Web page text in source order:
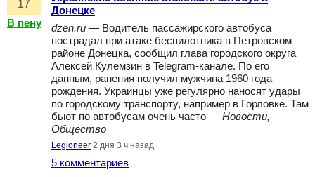
17
В пену
Донецке
dzen.ru — Водитель пассажирского автобуса
пострадал при атаке беспилотника в Петровском
районе Донецка, сообщил глава городского округа
Алексей Кулемзин в Telegram-канале. По его
данным, ранения получил мужчина 1960 года
рождения. Украинцы уже регулярно наносят удары
по городскому транспорту, например в Горловке. Там
бьют по автобусам очень часто — Новости,
Общество
Legioneer 2 дня 3 ч назад
5 комментариев